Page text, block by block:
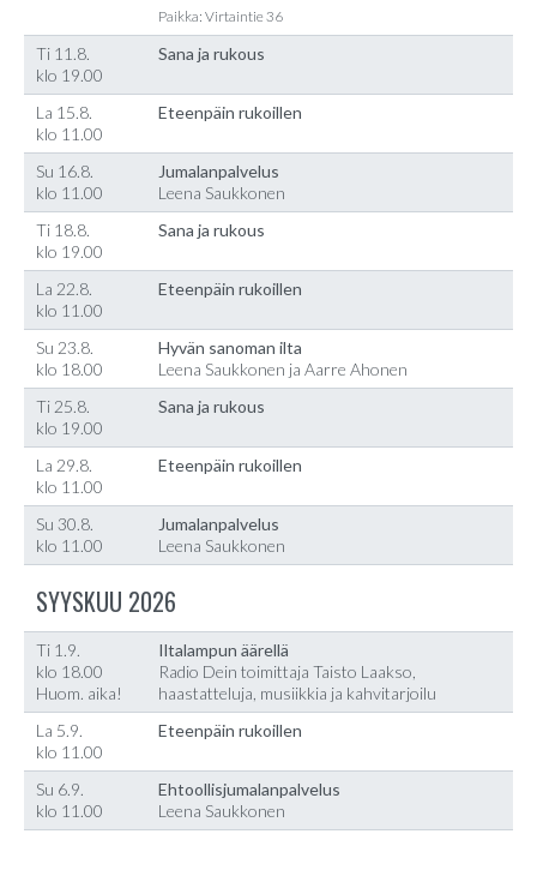
Paikka: Virtaintie 36
Ti 11.8.
klo 19.00
Sana ja rukous
La 15.8.
klo 11.00
Eteenpäin rukoillen
Su 16.8.
klo 11.00
Jumalanpalvelus
Leena Saukkonen
Ti 18.8.
klo 19.00
Sana ja rukous
La 22.8.
klo 11.00
Eteenpäin rukoillen
Su 23.8.
klo 18.00
Hyvän sanoman ilta
Leena Saukkonen ja Aarre Ahonen
Ti 25.8.
klo 19.00
Sana ja rukous
La 29.8.
klo 11.00
Eteenpäin rukoillen
Su 30.8.
klo 11.00
Jumalanpalvelus
Leena Saukkonen
SYYSKUU 2026
Ti 1.9.
klo 18.00
Huom. aika!
Iltalampun äärellä
Radio Dein toimittaja Taisto Laakso,
haastatteluja, musiikkia ja kahvitarjoilu
La 5.9.
klo 11.00
Eteenpäin rukoillen
Su 6.9.
klo 11.00
Ehtoollisjumalanpalvelus
Leena Saukkonen